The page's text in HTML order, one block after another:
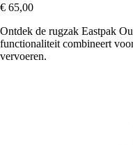
€ 65,00
Ontdek de rugzak Eastpak
functionaliteit combineert
vervoeren.